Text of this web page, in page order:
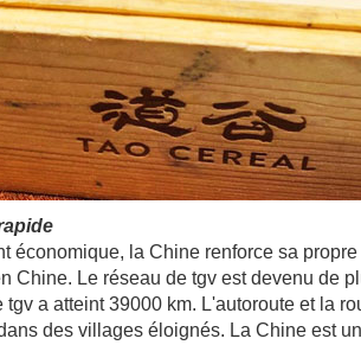
économique, la Chine renforce sa
Chine. Le réseau de tgv est devenu de
a atteint 39000 km. L'autoroute et la
des villages éloignés. La Chine est